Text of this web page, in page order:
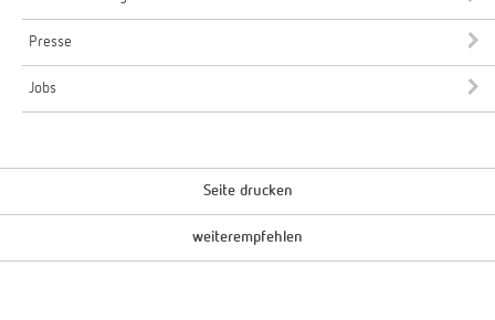
Presse
Jobs
Seite drucken
weiterempfehlen